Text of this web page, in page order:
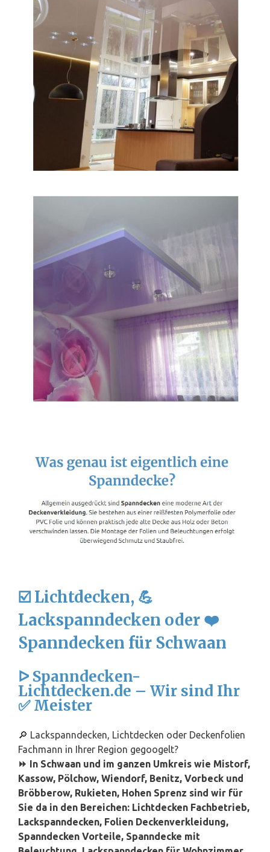
☑️ Lichtdecken, 💪
Lackspanndecken oder ❤️
Spanndecken für Schwaan
ᐅ Spanndecken-
Lichtdecken.de – Wir sind Ihr
✅ Meister
🔎 Lackspanndecken, Lichtdecken oder Deckenfolien
Fachmann in Ihrer Region gegoogelt?
⏩ In Schwaan und im ganzen Umkreis wie Mistorf,
Kassow, Pölchow, Wiendorf, Benitz, Vorbeck und
Bröbberow, Rukieten, Hohen Sprenz sind wir für
Sie da in den Bereichen: Lichtdecken Fachbetrieb,
Lackspanndecken, Folien Deckenverkleidung,
Spanndecken Vorteile, Spanndecke mit